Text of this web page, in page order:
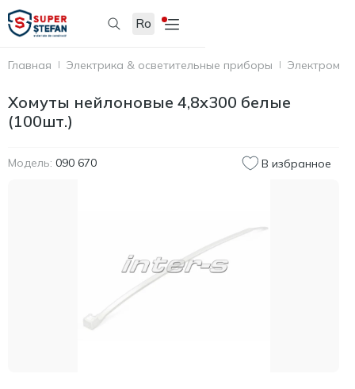
Ro
Главная Электрика & осветительные приборы
Хомуты нейлоновые 4,8x300 белые
(100шт.)
Модель: 090 670 В избранное